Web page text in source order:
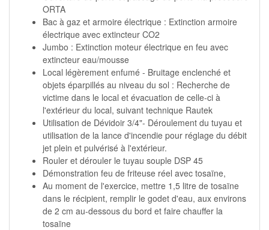
ORTA
Bac à gaz et armoire électrique : Extinction armoire
électrique avec extincteur CO2
Jumbo : Extinction moteur électrique en feu avec
extincteur eau/mousse
Local légèrement enfumé - Bruitage enclenché et
objets éparpillés au niveau du sol : Recherche de
victime dans le local et évacuation de celle-ci à
l'extérieur du local, suivant technique Rautek
Utilisation de Dévidoir 3/4"- Déroulement du tuyau et
utilisation de la lance d'incendie pour réglage du débit
jet plein et pulvérisé à l'extérieur.
Rouler et dérouler le tuyau souple DSP 45
Démonstration feu de friteuse réel avec tosaïne,
Au moment de l'exercice, mettre 1,5 litre de tosaïne
dans le récipient, remplir le godet d'eau, aux environs
de 2 cm au-dessous du bord et faire chauffer la
tosaïne